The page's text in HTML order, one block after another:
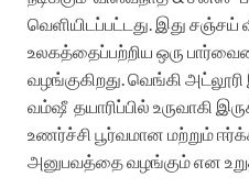
வெளியிடப்பட்டது. இது சஞ்சய்
உலகத்தைப்பற்றிய ஒரு
வழங்குகிறது. வெங்கி
வம்ஷீ தயாரிப்பில் உருவாகி
உணர்ச்சி பூர்வமான மற்றும்
அனுபவத்தை வழங்கும் என